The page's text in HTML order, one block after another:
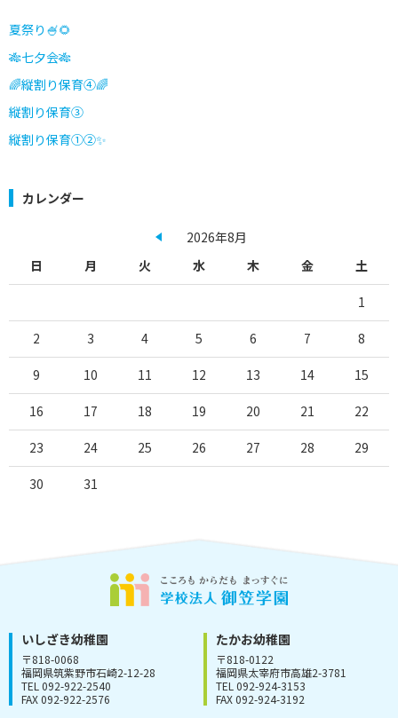
夏祭り🍧🌻
🎋七夕会🎋
🌈縦割り保育④🌈
縦割り保育③
縦割り保育①②✨
カレンダー
2026年8月
日
月 火 水 木 金 土
1
2 3 4 5 6 7 8
9 10 11 12 13 14 15
16 17 18 19 20 21 22
23 24 25 26 27 28 29
30 31
いしざき幼稚園
〒818-0068
福岡県筑紫野市石崎2-12-28
TEL 092-922-2540
FAX 092-922-2576
たかお幼稚園
〒818-0122
福岡県太宰府市高雄2-3781
TEL 092-924-3153
FAX 092-924-3192